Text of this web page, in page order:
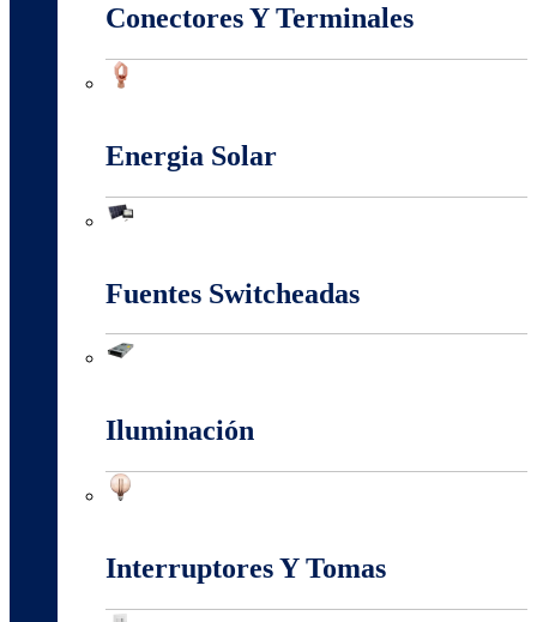
Conectores Y Terminales
Energia Solar
Fuentes Switcheadas
Iluminación
Interruptores Y Tomas